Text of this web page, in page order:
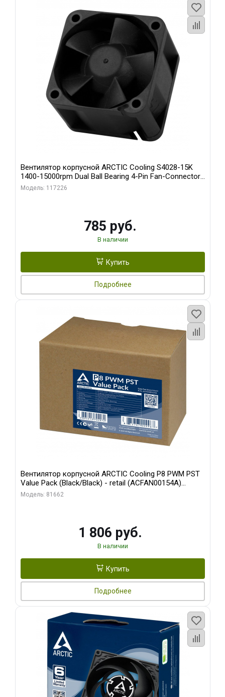
Вентилятор корпусной ARCTIC Cooling S4028-15K
1400-15000rpm Dual Ball Bearing 4-Pin Fan-Connector
(ACFAN00264A)
Модель: 117226
785 руб.
В наличии
Купить
Подробнее
Вентилятор корпусной ARCTIC Cooling P8 PWM PST
Value Pack (Black/Black) - retail (ACFAN00154A)
(702072)
Модель: 81662
1 806 руб.
В наличии
Купить
Подробнее